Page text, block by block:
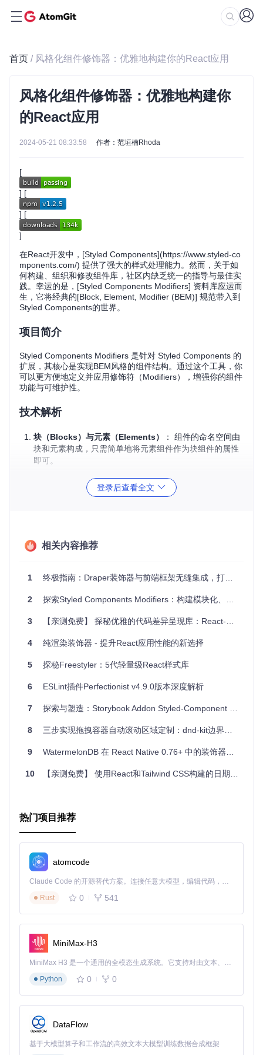
首页 / 风格化组件修饰器：优雅地构建你的React应用
风格化组件修饰器：优雅地构建你
的React应用
2024-05-21 08:33:58 作者：范垣楠Rhoda
[
] [
] [
]
在React开发中，[Styled Components](https://www.styled-co
mponents.com/) 提供了强大的样式处理能力。然而，关于如
何构建、组织和修改组件库，社区内缺乏统一的指导与最佳实
践。幸运的是，[Styled Components Modifiers] 资料库应运而
生，它将经典的[Block, Element, Modifier (BEM)] 规范带入到
Styled Components的世界。
项目简介
Styled Components Modifiers 是针对 Styled Components 的
扩展，其核心是实现BEM风格的组件结构。通过这个工具，你
可以更方便地定义并应用修饰符（Modifiers），增强你的组件
功能与可维护性。
技术解析
块（Blocks）与元素（Elements）
： 组件的命名空间由
块和元素构成，只需简单地将元素组件作为块组件的属性
即可。
Button = styled.button ``
= styled(IconComponent
观。例如，我们可以这样应用修饰符：
<Button modifiers={['success', 'large']}>...</
或者
它们作为数组传递，可以是单个或多个字符串。如果值为
布尔类型，只有
的项会被使用。
等时。
创建响应式设计，根据不同屏幕尺寸应用不同的修饰符。
特色特性
多种业务需求。
修饰符有效，避免错误。
响应式修饰符
修饰符，实现响应式设计。
：只需简单的配置和API调用，即可轻松整合到现
有的Styled Components项目。
获取及安装
Styled Components Modifiers 可以从npm获取，使用以下命
令进行安装：
然后在项目中导入并应用：
import { applyStyleModifiers } from 'styled-components-
登录后查看全文
相关内容推荐
1 终极指南：Draper装饰器与前端框架无缝集成，打造现代化Web应用
2 探索Styled Components Modifiers：构建模块化、可维护的React组件库
3 【亲测免费】 探秘优雅的代码差异呈现库：React-Diff-View
4 纯渲染装饰器 - 提升React应用性能的新选择
5 探秘Freestyler：5代轻量级React样式库
6 ESLint插件Perfectionist v4.9.0版本深度解析
7 探索与塑造：Storybook Addon Styled-Component Theme
8 三步实现拖拽容器自动滚动区域定制：dnd-kit边界控制完全指南
9 WatermelonDB 在 React Native 0.76+ 中的装饰器语法问题解决方案
10 【亲测免费】 使用React和Tailwind CSS构建的日期选择器组件: react-tailwindcss-datepicker
热门项目推荐
atomcode
Claude Code 的开源替代方案。连接任意大模型，编辑代码，运行命令，自动验证 — 全自动执行。用 Rust 构建，极致性能。 ｜ An open-source alternative to Claude Code. Connect any LLM, edit code, run commands, and verify changes — autonomously. Built in Rust for speed. Get Started
Rust
0 541
MiniMax-H3
MiniMax H3 是一个通用的全模态生成系统。它支持对由文本、图像、视频和音频组成的多模态上下文进行统一理解，并能生成分辨率高达 2K、时长可达 15 秒的带原生立体声音频的视频。得益于面向任务泛化的系统设计，H3 在预训练阶段就已具备广泛的多模态上下文理解与生成能力，能够出色地执行复杂的多模态指令。
Python
0 0
DataFlow
基于大模型算子和工作流的高效文本大模型训练数据合成框架